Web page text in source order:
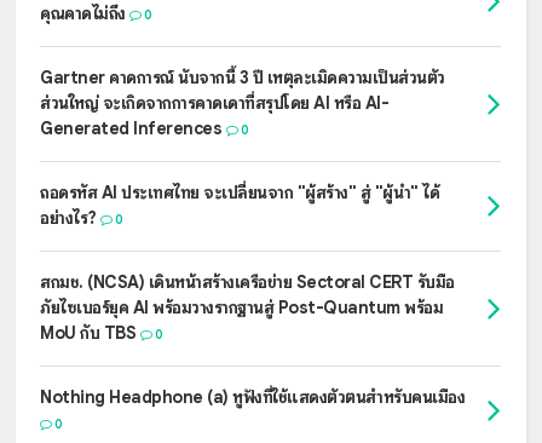
คุณคาดไม่ถึง
0
Gartner คาดการณ์ นับจากนี้ 3 ปี เหตุละเมิดความเป็นส่วนตัว
ส่วนใหญ่ จะเกิดจากการคาดเดาที่สรุปโดย AI หรือ AI-
Generated Inferences
0
ถอดรหัส AI ประเทศไทย จะเปลี่ยนจาก "ผู้สร้าง" สู่ "ผู้นำ" ได้
อย่างไร?
0
สกมช. (NCSA) เดินหน้าสร้างเครือข่าย Sectoral CERT รับมือ
ภัยไซเบอร์ยุค AI พร้อมวางรากฐานสู่ Post-Quantum พร้อม
MoU กับ TBS
0
Nothing Headphone (a) หูฟังที่ใช้แสดงตัวตนสำหรับคนเมือง
0